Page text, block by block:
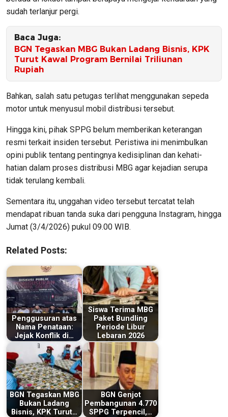
sudah terlanjur pergi.
Baca Juga:
BGN Tegaskan MBG Bukan Ladang Bisnis, KPK
Turut Kawal Program Bernilai Triliunan
Rupiah
Bahkan, salah satu petugas terlihat menggunakan sepeda
motor untuk menyusul mobil distribusi tersebut.
Hingga kini, pihak SPPG belum memberikan keterangan
resmi terkait insiden tersebut. Peristiwa ini menimbulkan
opini publik tentang pentingnya kedisiplinan dan kehati-
hatian dalam proses distribusi MBG agar kejadian serupa
tidak terulang kembali.
Sementara itu, unggahan video tersebut tercatat telah
mendapat ribuan tanda suka dari pengguna Instagram, hingga
Jumat (3/4/2026) pukul 09.00 WIB.
Related Posts:
Penggusuran atas
Nama Penataan:
Jejak Konflik di…
Siswa Terima MBG
Paket Bundling
Periode Libur
Lebaran 2026
BGN Tegaskan MBG
Bukan Ladang
Bisnis, KPK Turut…
BGN Genjot
Pembangunan 4.770
SPPG Terpencil,…